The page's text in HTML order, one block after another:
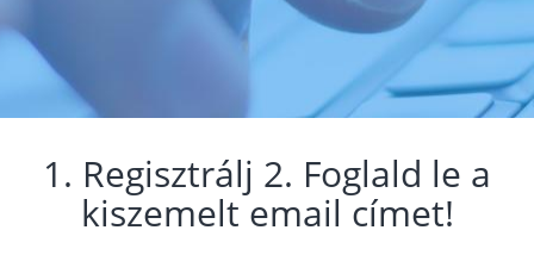
1. Regisztrálj 2. Foglald le a
kiszemelt email címet!